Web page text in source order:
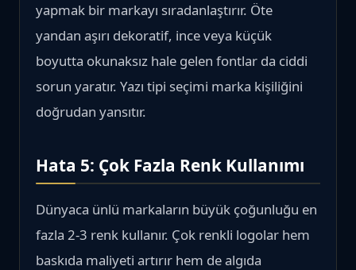
yapmak bir markayı sıradanlaştırır. Öte
yandan aşırı dekoratif, ince veya küçük
boyutta okunaksız hale gelen fontlar da ciddi
sorun yaratır. Yazı tipi seçimi marka kişiliğini
doğrudan yansıtır.
Hata 5: Çok Fazla Renk Kullanımı
Dünyaca ünlü markaların büyük çoğunluğu en
fazla 2-3 renk kullanır. Çok renkli logolar hem
baskıda maliyeti artırır hem de algıda